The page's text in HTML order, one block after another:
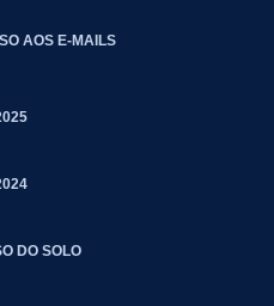
AOS E-MAILS
DO SOLO